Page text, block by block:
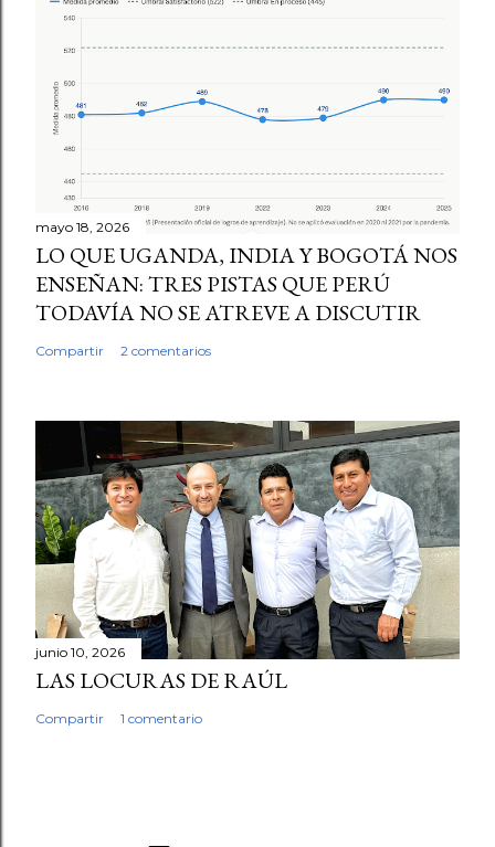
mayo 18, 2026
LO QUE UGANDA, INDIA Y BOGOTÁ NOS
ENSEÑAN: TRES PISTAS QUE PERÚ
TODAVÍA NO SE ATREVE A DISCUTIR
Compartir 2 comentarios
junio 10, 2026
LAS LOCURAS DE RAÚL
Compartir 1 comentario